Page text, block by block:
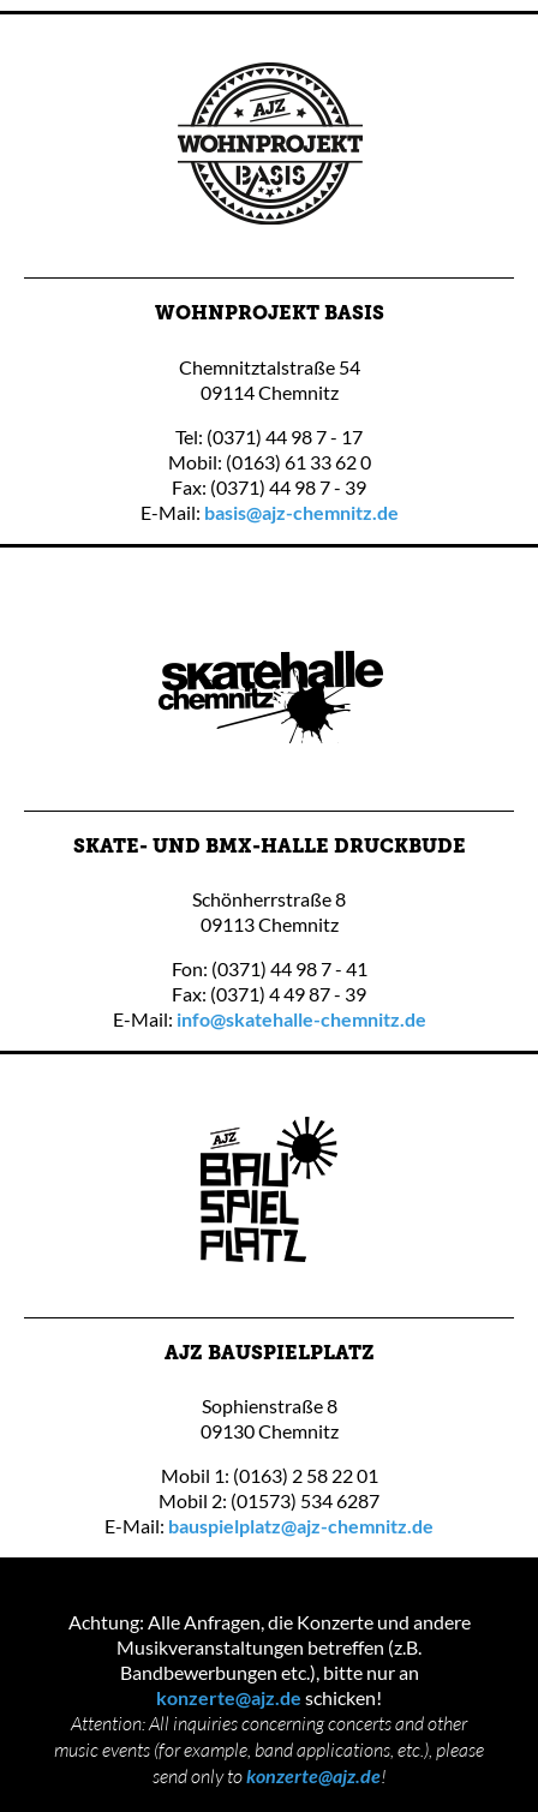
WOHNPROJEKT BASIS
Chemnitztalstraße 54
09114 Chemnitz
Tel: (0371) 44 98 7 - 17
Mobil: (0163) 61 33 62 0
Fax: (0371) 44 98 7 - 39
E-Mail: basis@ajz-chemnitz.de
SKATE- UND BMX-HALLE DRUCKBUDE
Schönherrstraße 8
09113 Chemnitz
Fon: (0371) 44 98 7 - 41
Fax: (0371) 4 49 87 - 39
E-Mail: info@skatehalle-chemnitz.de
AJZ BAUSPIELPLATZ
Sophienstraße 8
09130 Chemnitz
Mobil 1: (0163) 2 58 22 01
Mobil 2: (01573) 534 6287
E-Mail: bauspielplatz@ajz-chemnitz.de
Achtung: Alle Anfragen, die Konzerte und andere
Musikveranstaltungen betreffen (z.B.
Bandbewerbungen etc.), bitte nur an
konzerte@ajz.de schicken!
Attention: All inquiries concerning concerts and other
music events (for example, band applications, etc.), please
send only tokonzerte@ajz.de!